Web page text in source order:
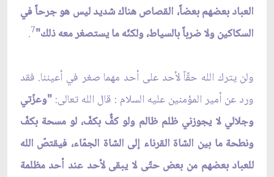
العباد بعضهم بعضاً، القصاص هناك شديد ليس هو جرحاً في
السكاكين ولا ضرباً بالسياط، ولكنّه ما يستصغر معه ذلك"7
.
ولن يترك الله حقّاً لأحد على أحد مهما صغر في أعيننا. فقد
ورد عن أمير المؤمنين عليه السلام : قال الله تعالى:"وعزّتي
وجلالي لا يجوزني ظلم ظالم ولو كفٌّ بكفّ، لو مسحة بكفّ
ونطحة ما بين الشاة القرناء إلى الشاة الجمّاء، فيقتصّ الله
للعباد بعضهم من بعض حتّى لا يبقى لأحد عند أحد مظلمة